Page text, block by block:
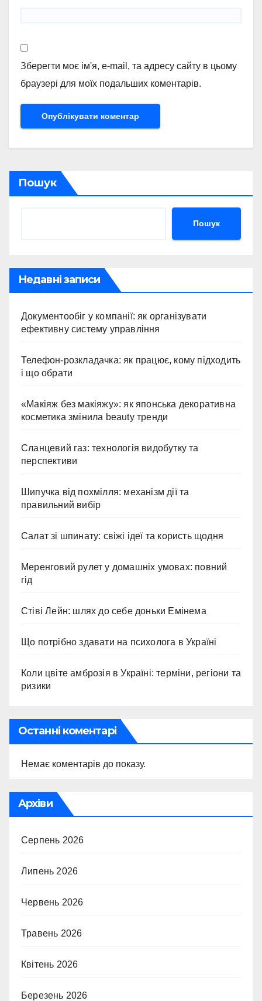
Зберегти моє ім'я, e-mail, та адресу сайту в цьому
браузері для моїх подальших коментарів.
Пошук
Пошук
Недавні записи
Документообіг у компанії: як організувати
ефективну систему управління
Телефон-розкладачка: як працює, кому підходить
і що обрати
«Макіяж без макіяжу»: як японська декоративна
косметика змінила beauty тренди
Сланцевий газ: технологія видобутку та
перспективи
Шипучка від похмілля: механізм дії та
правильний вибір
Салат зі шпинату: свіжі ідеї та користь щодня
Меренговий рулет у домашніх умовах: повний
гід
Стіві Лейн: шлях до себе доньки Емінема
Що потрібно здавати на психолога в Україні
Коли цвіте амброзія в Україні: терміни, регіони та
ризики
Останні коментарі
Немає коментарів до показу.
Архіви
Серпень 2026
Липень 2026
Червень 2026
Травень 2026
Квітень 2026
Березень 2026